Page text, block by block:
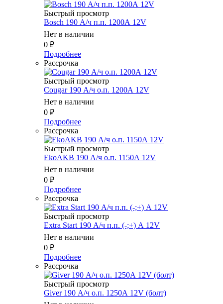
Быстрый просмотр
Bosch 190 А/ч п.п. 1200А 12V
Нет в наличии
0 ₽
Подробнее
Рассрочка
Быстрый просмотр
Cougar 190 А/ч о.п. 1200А 12V
Нет в наличии
0 ₽
Подробнее
Рассрочка
Быстрый просмотр
EkoAKB 190 А/ч о.п. 1150А 12V
Нет в наличии
0 ₽
Подробнее
Рассрочка
Быстрый просмотр
Extra Start 190 А/ч п.п. (-;+) А 12V
Нет в наличии
0 ₽
Подробнее
Рассрочка
Быстрый просмотр
Giver 190 А/ч о.п. 1250А 12V (болт)